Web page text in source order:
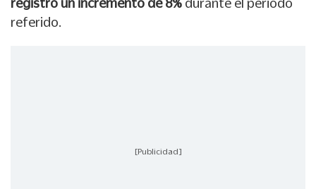
registró un incremento de 8% durante el periodo
referido.
[Publicidad]